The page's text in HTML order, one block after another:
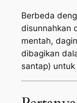
Berbeda
disunnahkan
mentah,
dibagikan
santap)